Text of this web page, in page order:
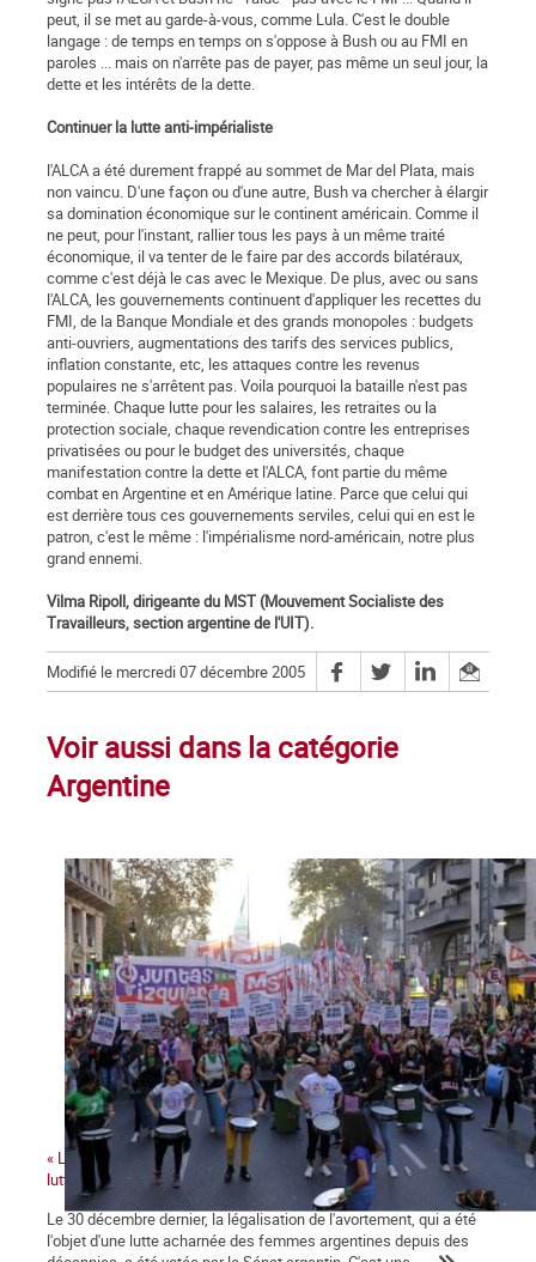
peut, il se met au garde-à-vous, comme Lula. C'est le double
langage : de temps en temps on s'oppose à Bush ou au FMI en
paroles ... mais on n'arrête pas de payer, pas même un seul jour, la
dette et les intérêts de la dette.
Continuer la lutte anti-impérialiste
l'ALCA a été durement frappé au sommet de Mar del Plata, mais
non vaincu. D'une façon ou d'une autre, Bush va chercher à élargir
sa domination économique sur le continent américain. Comme il
ne peut, pour l'instant, rallier tous les pays à un même traité
économique, il va tenter de le faire par des accords bilatéraux,
comme c'est déjà le cas avec le Mexique. De plus, avec ou sans
l'ALCA, les gouvernements continuent d'appliquer les recettes du
FMI, de la Banque Mondiale et des grands monopoles : budgets
anti-ouvriers, augmentations des tarifs des services publics,
inflation constante, etc, les attaques contre les revenus
populaires ne s'arrêtent pas. Voila pourquoi la bataille n'est pas
terminée. Chaque lutte pour les salaires, les retraites ou la
protection sociale, chaque revendication contre les entreprises
privatisées ou pour le budget des universités, chaque
manifestation contre la dette et l'ALCA, font partie du même
combat en Argentine et en Amérique latine. Parce que celui qui
est derrière tous ces gouvernements serviles, celui qui en est le
patron, c'est le même : l'impérialisme nord-américain, notre plus
grand ennemi.
Vilma Ripoll, dirigeante du MST (Mouvement Socialiste des
Travailleurs, section argentine de l'UIT).
Modifié le mercredi 07 décembre 2005
Voir aussi dans la catégorie
Argentine
« La victoire de la légalisation de l'avortement renforce toutes les
luttes de genre »
Le 30 décembre dernier, la légalisation de l'avortement, qui a été
l'objet d'une lutte acharnée des femmes argentines depuis des